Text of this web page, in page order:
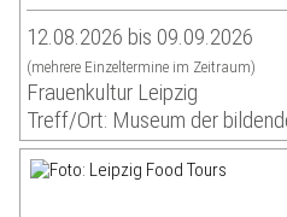
12.08.2026 bis 09.09.2026
(mehrere Einzeltermine im Zeitraum)
Frauenkultur Leipzig
Treff/Ort: Museum der